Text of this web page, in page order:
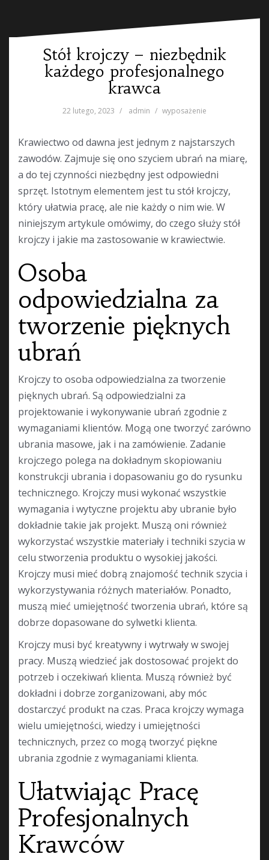
Stół krojczy – niezbędnik
każdego profesjonalnego
krawca
22 lutego, 2023 admin wyposażenie
Krawiectwo od dawna jest jednym z najstarszych
zawodów. Zajmuje się ono szyciem ubrań na miarę,
a do tej czynności niezbędny jest odpowiedni
sprzęt. Istotnym elementem jest tu stół krojczy,
który ułatwia pracę, ale nie każdy o nim wie. W
niniejszym artykule omówimy, do czego służy stół
krojczy i jakie ma zastosowanie w krawiectwie.
Osoba
odpowiedzialna za
tworzenie pięknych
ubrań
Krojczy to osoba odpowiedzialna za tworzenie
pięknych ubrań. Są odpowiedzialni za
projektowanie i wykonywanie ubrań zgodnie z
wymaganiami klientów. Mogą one tworzyć zarówno
ubrania masowe, jak i na zamówienie. Zadanie
krojczego polega na dokładnym skopiowaniu
konstrukcji ubrania i dopasowaniu go do rysunku
technicznego. Krojczy musi wykonać wszystkie
wymagania i wytyczne projektu aby ubranie było
dokładnie takie jak projekt. Muszą oni również
wykorzystać wszystkie materiały i techniki szycia w
celu stworzenia produktu o wysokiej jakości.
Krojczy musi mieć dobrą znajomość technik szycia i
wykorzystywania różnych materiałów. Ponadto,
muszą mieć umiejętność tworzenia ubrań, które są
dobrze dopasowane do sylwetki klienta.
Krojczy musi być kreatywny i wytrwały w swojej
pracy. Muszą wiedzieć jak dostosować projekt do
potrzeb i oczekiwań klienta. Muszą również być
dokładni i dobrze zorganizowani, aby móc
dostarczyć produkt na czas. Praca krojczy wymaga
wielu umiejętności, wiedzy i umiejętności
technicznych, przez co mogą tworzyć piękne
ubrania zgodnie z wymaganiami klienta.
Ułatwiając Pracę
Profesjonalnych
Krawców